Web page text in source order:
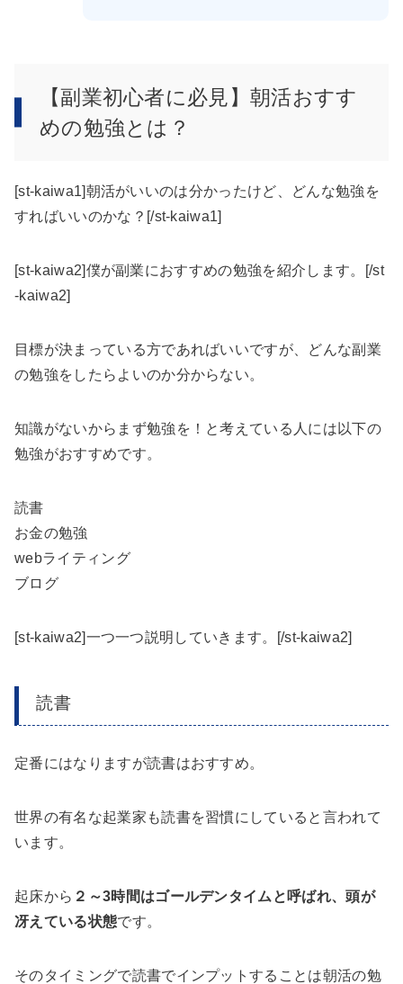
【副業初心者に必見】朝活おすす
めの勉強とは？
[st-kaiwa1]朝活がいいのは分かったけど、どんな勉強を
すればいいのかな？[/st-kaiwa1]
[st-kaiwa2]僕が副業におすすめの勉強を紹介します。[/st
-kaiwa2]
目標が決まっている方であればいいですが、どんな副業
の勉強をしたらよいのか分からない。
知識がないからまず勉強を！と考えている人には以下の
勉強がおすすめです。
読書
お金の勉強
webライティング
ブログ
[st-kaiwa2]一つ一つ説明していきます。[/st-kaiwa2]
読書
定番にはなりますが読書はおすすめ。
世界の有名な起業家も読書を習慣にしていると言われて
います。
起床から ２～3時間はゴールデンタイムと呼ばれ、頭が
冴えている状態です。
そのタイミングで読書でインプットすることは朝活の勉